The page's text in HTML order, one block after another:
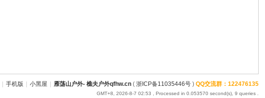
手机版 小黑屋 雁荡山户外- 樵夫户外qfhw.cn( 浙ICP备11035446号) QQ交流群：122476135
GMT+8, 2026-8-7 02:53 , Processed in 0.053570 second(s), 9 queries .